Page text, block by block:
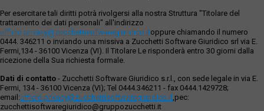
Per esercitare tali diritti potrà rivolgersi alla nostra Struttura "Titolare del
trattamento dei dati personali" all'indirizzo
ufficio.privacy@zucchettisofwaregiuridico.itoppure chiamando il numero
0444. 346211 o inviando una missiva a Zucchetti Software Giuridico srl via E.
Fermi,134 - 36100 Vicenza (VI). Il Titolare Le risponderà entro 30 giorni dalla
ricezione della Sua richiesta formale.
Dati di contatto - Zucchetti Software Giuridico s.r.l., con sede legale in via E.
Fermi, 134 - 36100 Vicenza (VI); Tel 0444.346211 - fax 0444.1429728;
email:ufficio.privacy@zucchettisoftwaregiuridico.it,pec:
zucchettisoftwaregiuridico@gruppozucchetti.it